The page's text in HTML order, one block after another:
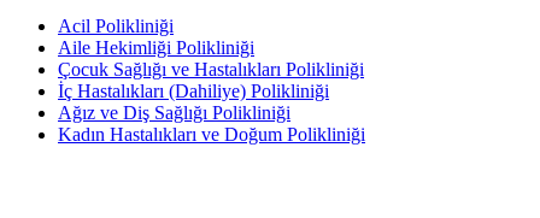
Acil Polikliniği
Aile Hekimliği Polikliniği
Çocuk Sağlığı ve Hastalıkları Polikliniği
İç Hastalıkları (Dahiliye) Polikliniği
Ağız ve Diş Sağlığı Polikliniği
Kadın Hastalıkları ve Doğum Polikliniği